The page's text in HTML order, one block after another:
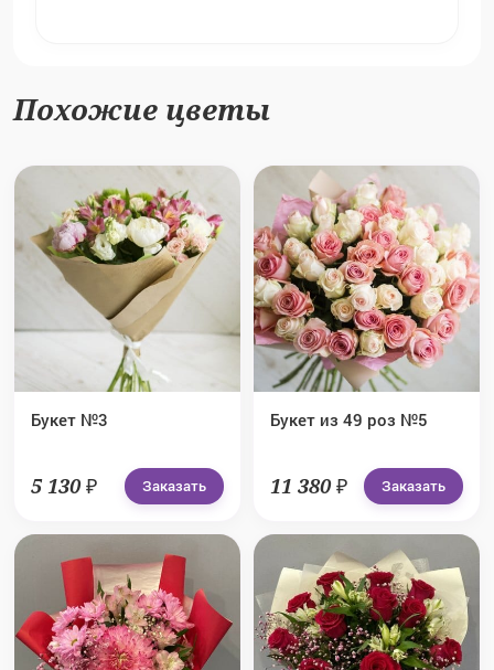
Похожие цветы
Букет №3
5 130 ₽ Заказать
Букет из 49 роз №5
11 380 ₽ Заказать